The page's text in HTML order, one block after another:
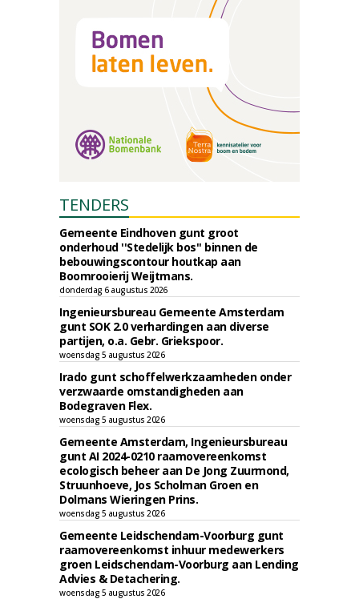
TENDERS
Gemeente Eindhoven gunt groot
onderhoud ''Stedelijk bos'' binnen de
bebouwingscontour houtkap aan
Boomrooierij Weijtmans.
donderdag 6 augustus 2026
Ingenieursbureau Gemeente Amsterdam
gunt SOK 2.0 verhardingen aan diverse
partijen, o.a. Gebr. Griekspoor.
woensdag 5 augustus 2026
Irado gunt schoffelwerkzaamheden onder
verzwaarde omstandigheden aan
Bodegraven Flex.
woensdag 5 augustus 2026
Gemeente Amsterdam, Ingenieursbureau
gunt AI 2024-0210 raamovereenkomst
ecologisch beheer aan De Jong Zuurmond,
Struunhoeve, Jos Scholman Groen en
Dolmans Wieringen Prins.
woensdag 5 augustus 2026
Gemeente Leidschendam-Voorburg gunt
raamovereenkomst inhuur medewerkers
groen Leidschendam-Voorburg aan Lending
Advies & Detachering.
woensdag 5 augustus 2026